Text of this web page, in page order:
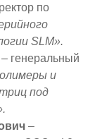
по
SLM».
– генеральный
и
под
–